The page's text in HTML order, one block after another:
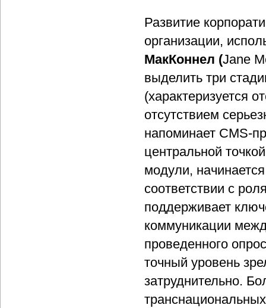
Развитие
организации,
МакКоннел (Jane
выделить три
(характеризуется
отсутствием
напоминает CMS-
центральной
модули,
соответствии с
поддерживает
коммуникации
проведенного
точный уровень
затруднительно.